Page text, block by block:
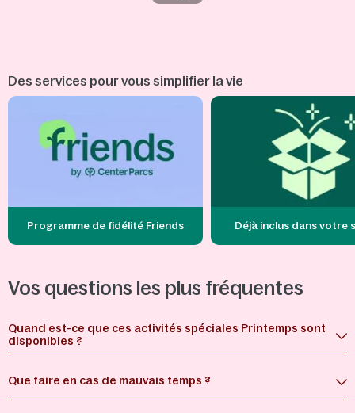
Des services pour vous simplifier la vie
Programme de fidélité Friends Déjà inclus dans votre
Vos questions les plus fréquentes
Quand est-ce que ces activités spéciales Printemps sont
disponibles ?
Que faire en cas de mauvais temps ?